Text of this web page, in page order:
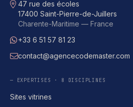
Adresse
47 rue des écoles
17400 Saint-Pierre-de-Juillers
Charente-Maritime — France
WhatsApp
+33 6 51 57 81 23
E-mailcontact@agencecodemaster.com
— EXPERTISES · 8 DISCIPLINES
Sites vitrines